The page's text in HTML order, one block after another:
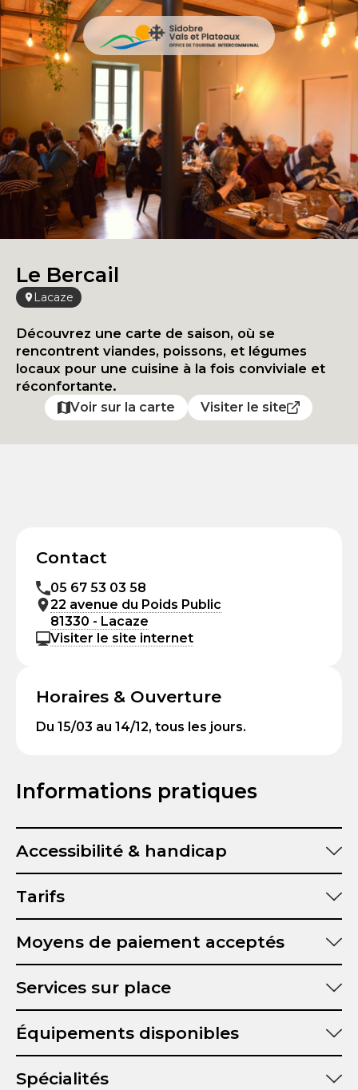
Le Bercail
Lacaze
Découvrez une carte de saison, où se
rencontrent viandes, poissons, et légumes
locaux pour une cuisine à la fois conviviale et
réconfortante.
Voir sur la carte Visiter le site
Contact
05 67 53 03 58
22 avenue du Poids Public
81330 - Lacaze
Visiter le site internet
Horaires & Ouverture
Du 15/03 au 14/12, tous les jours.
Informations pratiques
Accessibilité & handicap
Tarifs
Moyens de paiement acceptés
Services sur place
Équipements disponibles
Spécialités